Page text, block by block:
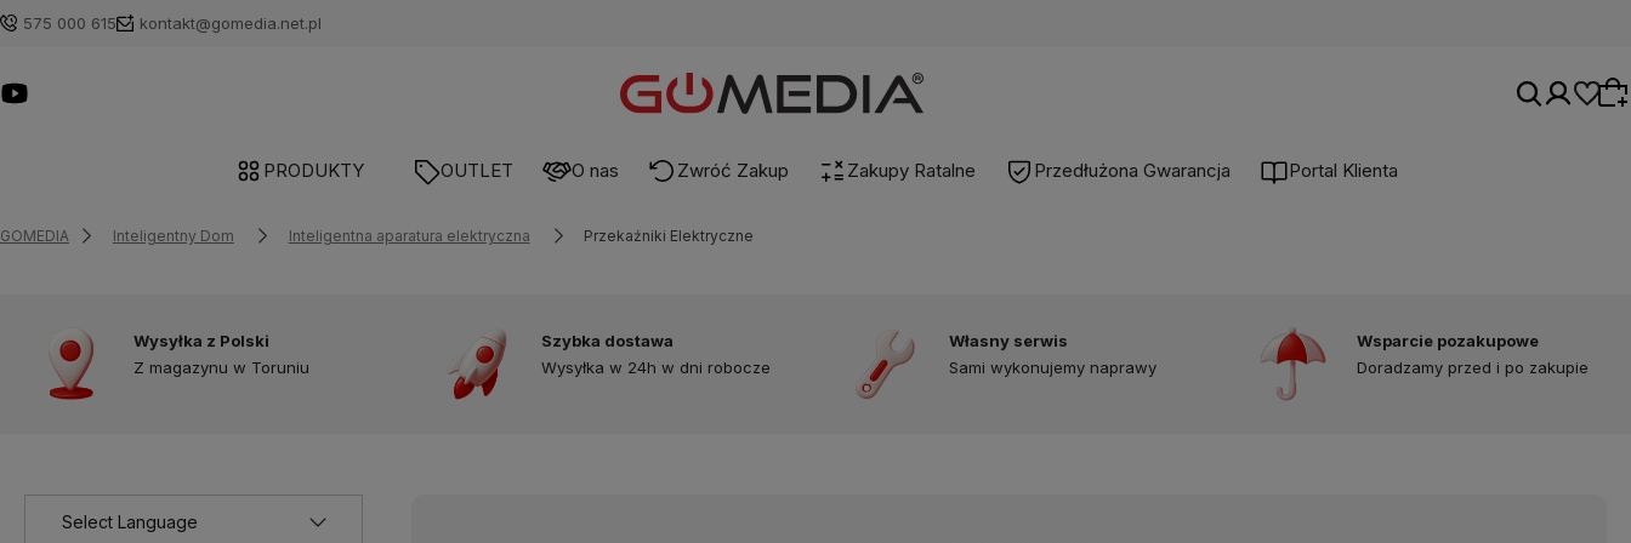
575 000 615 kontakt@gomedia.net.pl
produkty do listy z poprzedniej sesji.
PRODUKTY OUTLET O nas Zwróć Zakup Zakupy Ratalne Przedłużona Gwarancja Portal Klienta
GOMEDIA Inteligentny Dom Inteligentna aparatura elektryczna Przekaźniki Elektryczne
Wysyłka z Polski
Z magazynu w Toruniu
Szybka dostawa
Wysyłka w 24h w dni robocze
Własny serwis
Sami wykonujemy naprawy
Wsparcie pozakupowe
Doradzamy przed i po zakupie